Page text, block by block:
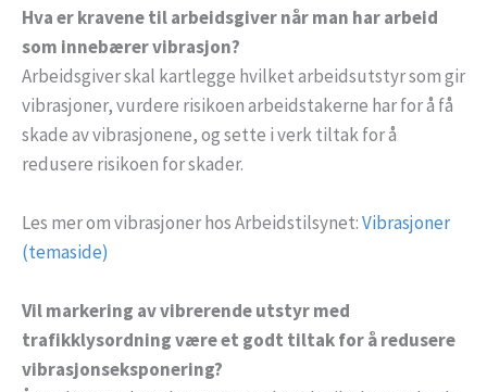
Hva er kravene til arbeidsgiver når man har arbeid
som innebærer vibrasjon?
Arbeidsgiver skal kartlegge hvilket arbeidsutstyr som gir
vibrasjoner, vurdere risikoen arbeidstakerne har for å få
skade av vibrasjonene, og sette i verk tiltak for å
redusere risikoen for skader.
Les mer om vibrasjoner hos Arbeidstilsynet:Vibrasjoner
(temaside)
Vil markering av vibrerende utstyr med
trafikklysordning være et godt tiltak for å redusere
vibrasjonseksponering?